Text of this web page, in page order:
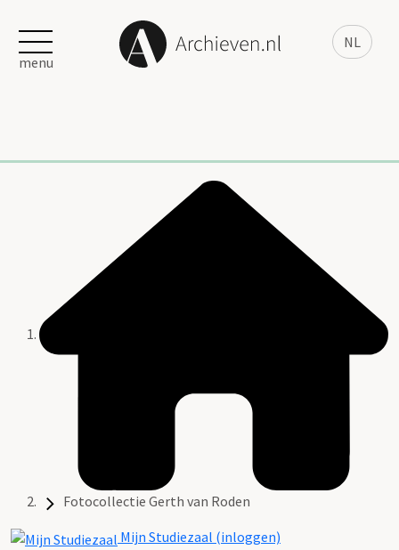
NL
menu
Fotocollectie Gerth van Roden
Mijn Studiezaal (inloggen)